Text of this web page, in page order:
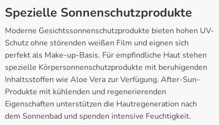
Spezielle Sonnenschutzprodukte
Moderne Gesichtssonnenschutzprodukte bieten hohen UV-
Schutz ohne störenden weißen Film und eignen sich
perfekt als Make-up-Basis. Für empfindliche Haut stehen
spezielle Körpersonnenschutzprodukte mit beruhigenden
Inhaltsstoffen wie Aloe Vera zur Verfügung. After-Sun-
Produkte mit kühlenden und regenerierenden
Eigenschaften unterstützen die Hautregeneration nach
dem Sonnenbad und spenden intensive Feuchtigkeit.